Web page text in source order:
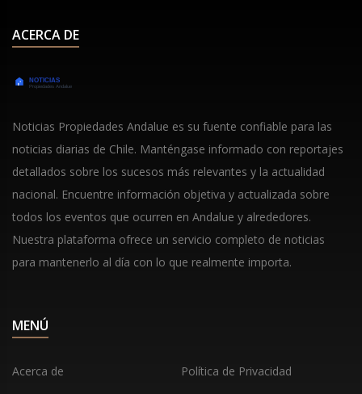
ACERCA DE
Noticias Propiedades Andalue es su fuente confiable para las
noticias diarias de Chile. Manténgase informado con reportajes
detallados sobre los sucesos más relevantes y la actualidad
nacional. Encuentre información objetiva y actualizada sobre
todos los eventos que ocurren en Andalue y alrededores.
Nuestra plataforma ofrece un servicio completo de noticias
para mantenerlo al día con lo que realmente importa.
MENÚ
Acerca de
Política de Privacidad